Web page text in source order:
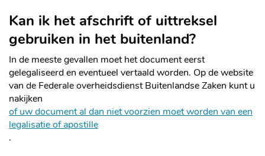
Kan ik het afschrift of uittreksel
gebruiken in het buitenland?
In de meeste gevallen moet het document eerst
gelegaliseerd en eventueel vertaald worden. Op de website
van de Federale overheidsdienst Buitenlandse Zaken kunt u
nakijken
of uw document al dan niet voorzien moet worden van een
legalisatie of apostille
.